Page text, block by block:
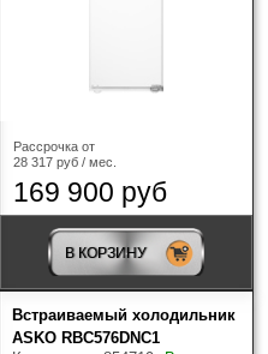
Рассрочка от
28 317 руб / мес.
169 900 руб
В КОРЗИНУ
Встраиваемый холодильник
ASKO RBC576DNC1